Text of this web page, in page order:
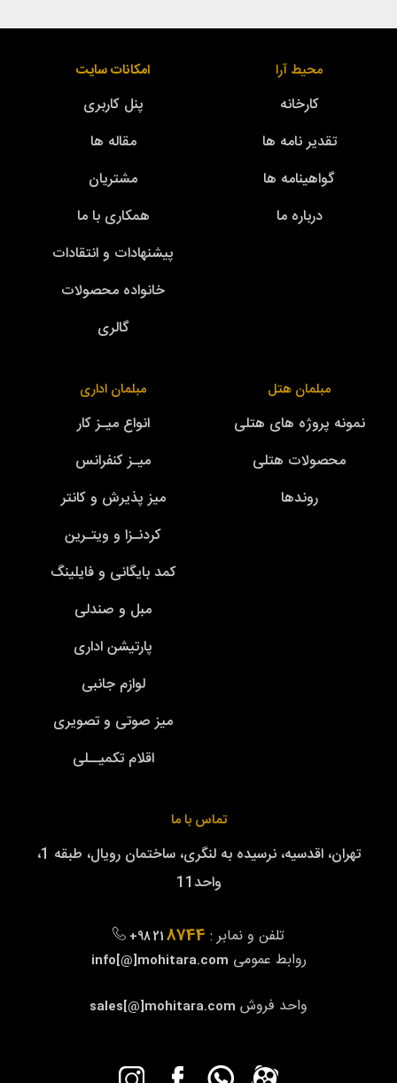
محیط آرا
کارخانه
تقدیر نامه ها
گواهینامه ها
درباره ما
امکانات سایت
پنل کاربری
مقاله ها
مشتریان
همکاری با ما
پیشنهادات و انتقادات
خانواده محصولات
گالری
مبلمان هتل
نمونه پروژه های هتلی
محصولات هتلی
روندها
مبلمان اداری
انواع میـز کار
میـز کنفرانس
میز پذیرش و کانتر
کردنـزا و ویتـرین
کمد بایگانی و فایلینگ
مبل و صندلی
پارتیشن اداری
لوازم جانبی
میز صوتی و تصویری
اقلام تکمیــلی
تماس با ما
تهران، اقدسیه، نرسیده به لنگری، ساختمان رویال، طبقه 1،
واحد11
تلفن و نمابر : +98 218744
روابط عمومی info[@]mohitara.com
واحد فروش sales[@]mohitara.com